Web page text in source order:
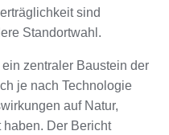
sind
Standortwahl.
zentraler Baustein der
je nach Technologie
auf Natur,
haben. Der Bericht